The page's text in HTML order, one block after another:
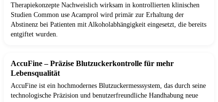
Therapiekonzepte Nachweislich wirksam in kontrollierten klinischen
Studien Common use Acamprol wird primär zur Erhaltung der
Abstinenz bei Patienten mit Alkoholabhängigkeit eingesetzt, die bereits
entgiftet wurden.
AccuFine – Präzise Blutzuckerkontrolle für mehr
Lebensqualität
AccuFine ist ein hochmodernes Blutzuckermesssystem, das durch seine
technologische Präzision und benutzerfreundliche Handhabung neue